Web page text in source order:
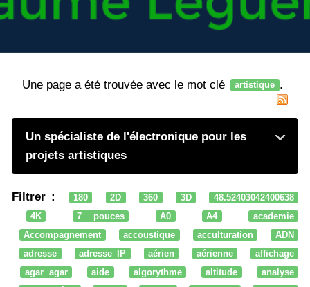
Une page a été trouvée avec le mot clé artistique .
Un spécialiste de l'électronique pour les
projets artistiques
Filtrer : 180 2D 360 3D
48.52403042400638
4K
7 pouces A0 A4
academie
Accompagnement
accoustique acculturation
ADN
adresse
adresse IP aérien aérienne
affichage
agar agar
aide algorythme altitude
analyse